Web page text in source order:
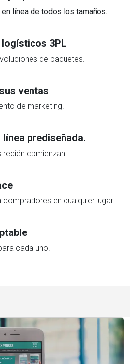
línea de todos los tamaños.
3PL
de paquetes.
ventas
de marketing.
línea prediseñada.
recién comienzan.
compradores en cualquier lugar.
cada uno.